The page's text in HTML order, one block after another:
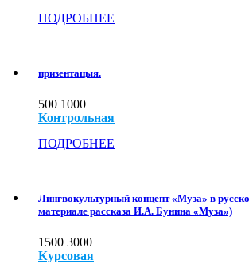
ПОДРОБНЕЕ
призентацыя.
500 1000
Контрольная
ПОДРОБНЕЕ
Лингвокультурный концепт «Муза» в
материале рассказа И.А. Бунина «Муза»)
1500 3000
Курсовая